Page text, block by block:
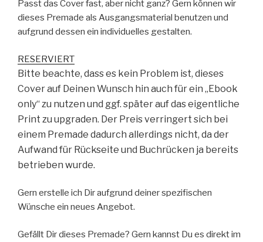
Passt das Cover fast, aber nicht ganz? Gern können wir
dieses Premade als Ausgangsmaterial benutzen und
aufgrund dessen ein individuelles gestalten.
RESERVIERT
Bitte beachte, dass es kein Problem ist, dieses
Cover auf Deinen Wunsch hin auch für ein „Ebook
only“ zu nutzen und ggf. später auf das eigentliche
Print zu upgraden. Der Preis verringert sich bei
einem Premade dadurch allerdings nicht, da der
Aufwand für Rückseite und Buchrücken ja bereits
betrieben wurde.
Gern erstelle ich Dir aufgrund deiner spezifischen
Wünsche ein neues Angebot.
Gefällt Dir dieses Premade? Gern kannst Du es direkt im